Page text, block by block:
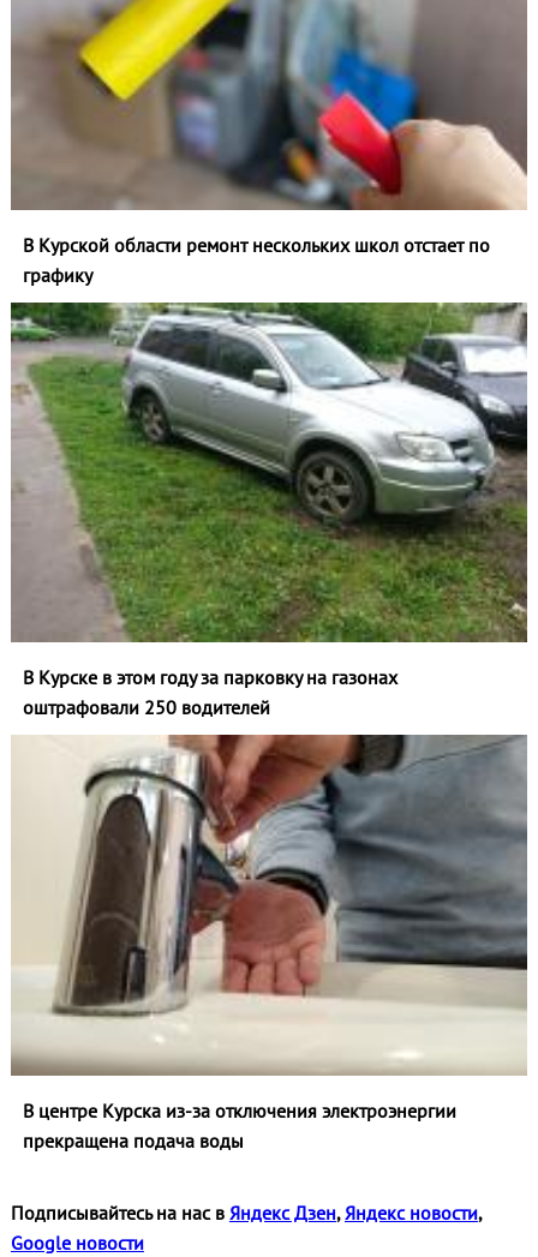
В Курской области ремонт нескольких школ отстает по
графику
В Курске в этом году за парковку на газонах
оштрафовали 250 водителей
В центре Курска из‑за отключения электроэнергии
прекращена подача воды
Подписывайтесь на нас в Яндекс Дзен,Яндекс новости,
Google новости